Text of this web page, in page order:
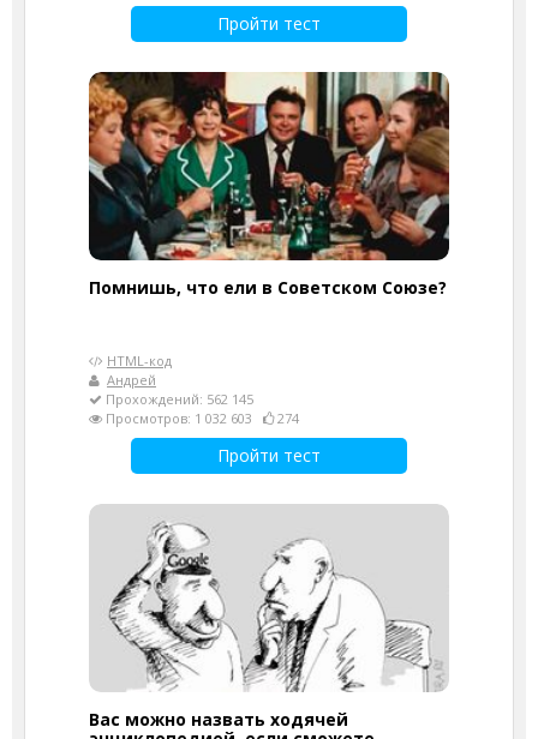
Пройти тест
Помнишь, что ели в Советском Союзе?
HTML-код
Андрей
Прохождений: 562 145
Просмотров: 1 032 603
274
Пройти тест
Вас можно назвать ходячей